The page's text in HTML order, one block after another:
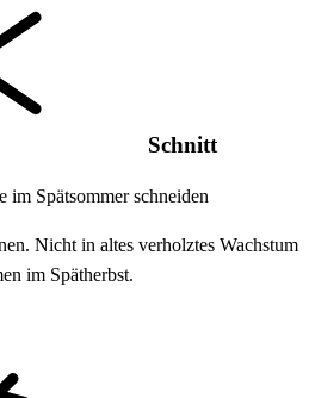
Schnitt
Spätsommer schneiden
Nicht in altes verholztes Wachstum
im Spätherbst.